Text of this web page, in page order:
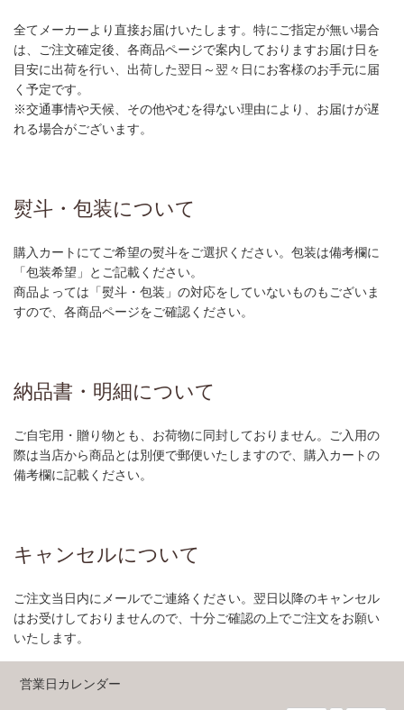
全てメーカーより直接お届けいたします。特にご指定が無い場合
は、ご注文確定後、各商品ページで案内しておりますお届け日を
目安に出荷を行い、出荷した翌日～翌々日にお客様のお手元に届
く予定です。
※交通事情や天候、その他やむを得ない理由により、お届けが遅
れる場合がございます。
熨斗・包装について
購入カートにてご希望の熨斗をご選択ください。包装は備考欄に
「包装希望」とご記載ください。
商品よっては「熨斗・包装」の対応をしていないものもございま
すので、各商品ページをご確認ください。
納品書・明細について
ご自宅用・贈り物とも、お荷物に同封しておりません。ご入用の
際は当店から商品とは別便で郵便いたしますので、購入カートの
備考欄に記載ください。
キャンセルについて
ご注文当日内にメールでご連絡ください。翌日以降のキャンセル
はお受けしておりませんので、十分ご確認の上でご注文をお願い
いたします。
営業日カレンダー